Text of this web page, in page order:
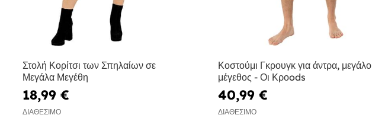
Στολή Κορίτσι των Σπηλαίων σε
Μεγάλα Μεγέθη
18,99 €
ΔΙΑΘΈΣΙΜΟ
Κοστούμι Γκρουγκ για άντρα, μεγάλο
μέγεθος - Οι Κροods
40,99 €
ΔΙΑΘΈΣΙΜΟ